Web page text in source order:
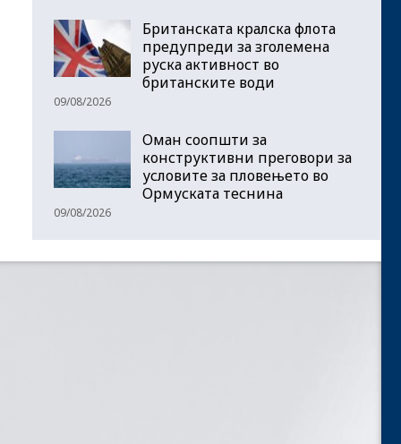
Британската кралска флота
предупреди за зголемена
руска активност во
британските води
09/08/2026
Оман соопшти за
конструктивни преговори за
условите за пловењето во
Ормуската теснина
09/08/2026